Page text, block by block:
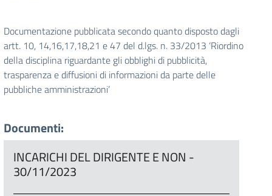
Documentazione pubblicata secondo quanto disposto dagli
artt. 10, 14,16,17,18,21 e 47 del d.lgs. n. 33/2013 ‘Riordino
della disciplina riguardante gli obblighi di pubblicità,
trasparenza e diffusioni di informazioni da parte delle
pubbliche amministrazioni’
Documenti:
INCARICHI DEL DIRIGENTE E NON -
30/11/2023